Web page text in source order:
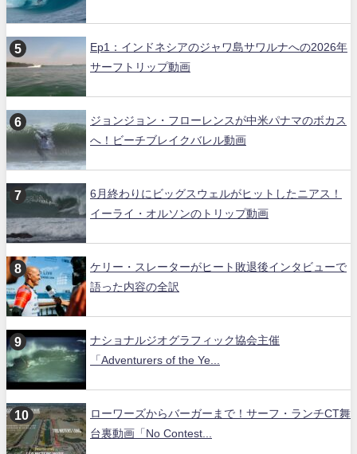
Ep1：インドネシアのジャワ島サワルナへの2026年
サーフトリップ動画
ジョンジョン・フローレンスが中米パナマのボカス
へ！ビーチブレイクバレル動画
6月終わりにビッグスウェルがヒットしたニアス！
イーライ・オルソンのトリップ動画
ケリー・スレーターがヒート敗退後インタビューで
語った内容の全訳
ナショナルジオグラフィック協会主催
「Adventurers of the Ye...
ローワーズからバーガーまで！サーフ・ランチCT舞
台裏動画「No Contest...